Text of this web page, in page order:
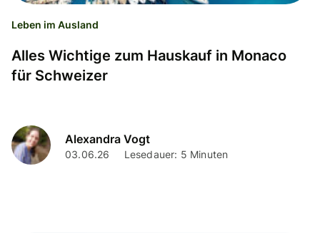
Leben im Ausland
Alles Wichtige zum Hauskauf in Monaco
für Schweizer
Alexandra Vogt
03.06.26 Lesedauer: 5 Minuten